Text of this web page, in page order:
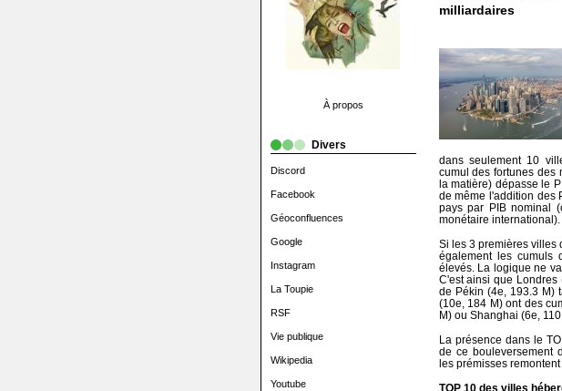
À propos
Divers
Discord
Facebook
Géoconfluences
Google
Instagram
La Toupie
RSF
Vie publique
Wikipedia
Youtube
milliardaires
dans seulement 10
cumul des fortunes des
la matière) dépasse le
de même l'addition des
pays par PIB nominal
monétaire international).
Si les 3 premières villes
également les cumuls
élevés. La logique ne
C'est ainsi que
de Pékin (4e, 193.3 M)
(10e, 184 M) ont des
M) ou Shanghai (6e, 110
La présence dans le
de ce bouleversement
les prémisses remontent
TOP 10 des villes